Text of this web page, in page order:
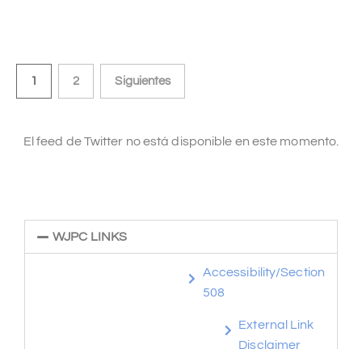
1 2 Siguientes
El feed de Twitter no está disponible en este momento.
WJPC LINKS
Accessibility/Section
508
External Link
Disclaimer